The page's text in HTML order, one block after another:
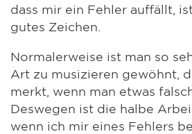
dass mir ein Fehler auffällt,
gutes Zeichen.
Normalerweise ist man so
Art zu musizieren gewöhnt,
merkt, wenn man etwas
Deswegen ist die halbe
wenn ich mir eines Fehlers